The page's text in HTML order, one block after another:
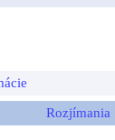
Rozjímania